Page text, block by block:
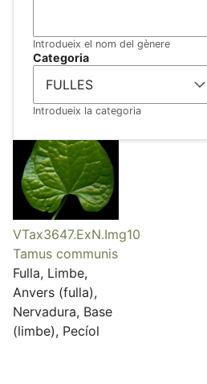
Introdueix el nom del gènere
Categoria
Introdueix la categoria
VTax3647.ExN.Img10
Tamus communis
Fulla, Limbe,
Anvers (fulla),
Nervadura, Base
(limbe), Pecíol